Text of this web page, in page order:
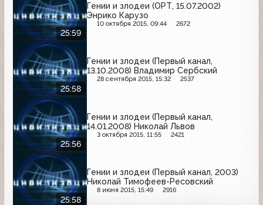
25:59
Гении и злодеи (ОРТ, 15.07.2002)
Энрико Карузо
10 октября 2015, 09:44 2672
25:58
Гении и злодеи (Первый канал,
13.10.2008) Владимир Сербский
28 сентября 2015, 15:32 2537
25:56
Гении и злодеи (Первый канал,
14.01.2008) Николай Львов
3 октября 2015, 11:55 2421
25:58
Гении и злодеи (Первый канал, 2003)
Николай Тимофеев-Ресовский
8 июня 2015, 15:49 2916